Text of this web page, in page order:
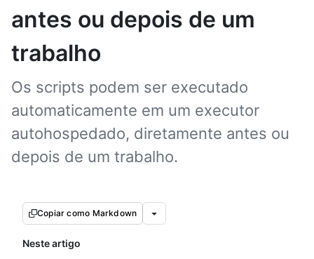
antes ou depois de um
trabalho
Os scripts podem ser executado
automaticamente em um executor
autohospedado, diretamente antes ou
depois de um trabalho.
Copiar como Markdown
Neste artigo